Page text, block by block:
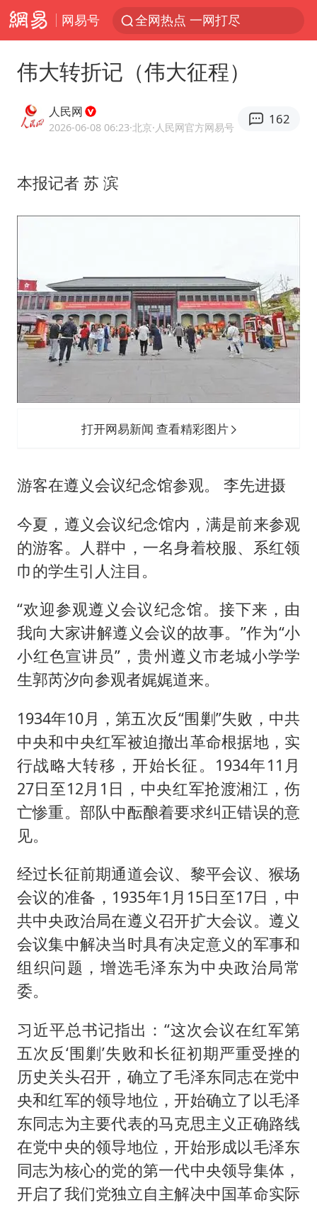
网易号 全网热点 一网打尽
伟大转折记（伟大征程）
人民网
2026-06-08 06:23·北京·人民网官方网易号
162
本报记者 苏 滨
打开网易新闻 查看精彩图片
游客在遵义会议纪念馆参观。 李先进摄
今夏，遵义会议纪念馆内，满是前来参观
的游客。人群中，一名身着校服、系红领
巾的学生引人注目。
“欢迎参观遵义会议纪念馆。接下来，由
我向大家讲解遵义会议的故事。”作为“小
小红色宣讲员”，贵州遵义市老城小学学
生郭芮汐向参观者娓娓道来。
1934年10月，第五次反“围剿”失败，中共
中央和中央红军被迫撤出革命根据地，实
行战略大转移，开始长征。1934年11月
27日至12月1日，中央红军抢渡湘江，伤
亡惨重。部队中酝酿着要求纠正错误的意
见。
经过长征前期通道会议、黎平会议、猴场
会议的准备，1935年1月15日至17日，中
共中央政治局在遵义召开扩大会议。遵义
会议集中解决当时具有决定意义的军事和
组织问题，增选毛泽东为中央政治局常
委。
习近平总书记指出：“这次会议在红军第
五次反‘围剿’失败和长征初期严重受挫的
历史关头召开，确立了毛泽东同志在党中
央和红军的领导地位，开始确立了以毛泽
东同志为主要代表的马克思主义正确路线
在党中央的领导地位，开始形成以毛泽东
同志为核心的党的第一代中央领导集体，
开启了我们党独立自主解决中国革命实际